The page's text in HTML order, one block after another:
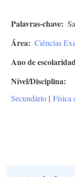
Palavras-chave
Área Ciências
Ano de
Nível/Disciplina
Secundário | Física